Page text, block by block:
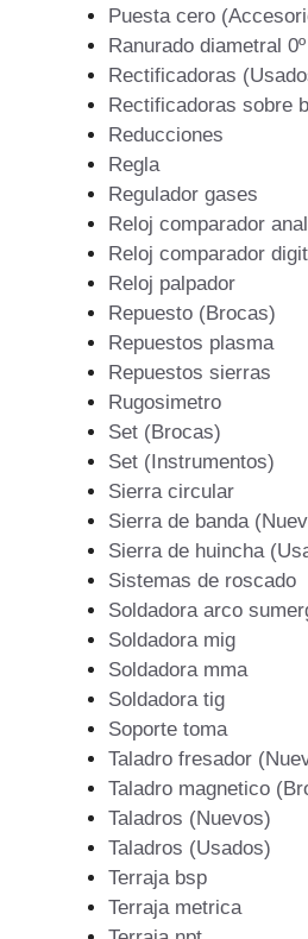
Puesta cero
Ranurado diametral
Rectificadoras
Rectificadoras sobre
Reducciones
Regla
Regulador gases
Reloj comparador
Reloj comparador
Reloj palpador
Repuesto (Brocas)
Repuestos plasma
Repuestos sierras
Rugosimetro
Set (Brocas)
Set (Instrumentos)
Sierra circular
Sierra de banda
Sierra de huincha
Sistemas de roscado
Soldadora arco
Soldadora mig
Soldadora mma
Soldadora tig
Soporte toma
Taladro fresador
Taladro magnetico
Taladros (Nuevos)
Taladros (Usados)
Terraja bsp
Terraja metrica